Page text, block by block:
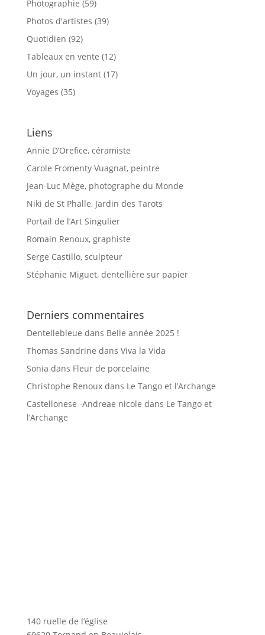
Photographie (59)
Photos d'artistes (39)
Quotidien (92)
Tableaux en vente (12)
Un jour, un instant(17)
Voyages (35)
Liens
Annie D’Orefice, céramiste
Carole Fromenty Vuagnat, peintre
Jean-Luc Mège, photographe du Monde
Niki de St Phalle, Jardin des Tarots
Portail de l’Art Singulier
Romain Renoux, graphiste
Serge Castillo, sculpteur
Stéphanie Miguet, dentellière sur papier
Derniers commentaires
Dentellebleue dans Belle année 2025 !
Thomas Sandrine dans Viva la Vida
Sonia dans Fleur de porcelaine
Christophe Renouxdans Le Tango et l’Archange
Castellonese -Andreae nicole dans Le Tango et
l’Archange
140 ruelle de l’église